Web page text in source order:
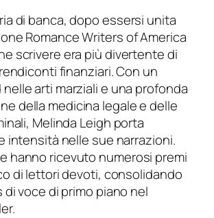
di banca, dopo essersi unita
Romance Writers of America
scrivere era più divertente di
finanziari. Con un
arti marziali e una profonda
della medicina legale e delle
Melinda Leigh porta
intensità nelle sue narrazioni.
hanno ricevuto numerosi premi
di lettori devoti, consolidando
voce di primo piano nel